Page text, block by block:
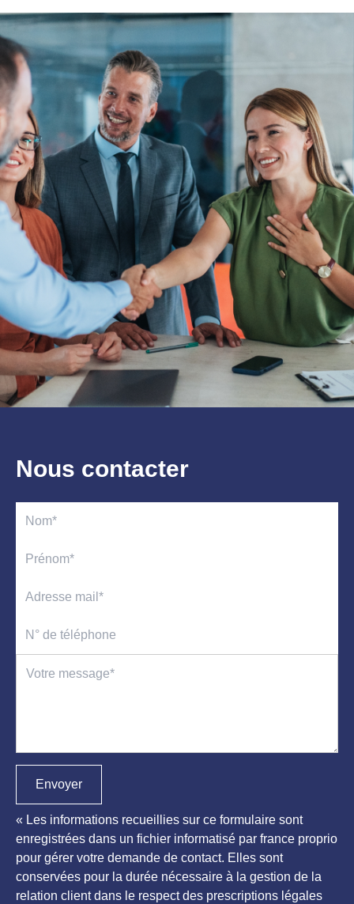
Nous contacter
Envoyer
« Les informations recueillies sur ce formulaire sont
enregistrées dans un fichier informatisé par france proprio
pour gérer votre demande de contact. Elles sont
conservées pour la durée nécessaire à la gestion de la
relation client dans le respect des prescriptions légales